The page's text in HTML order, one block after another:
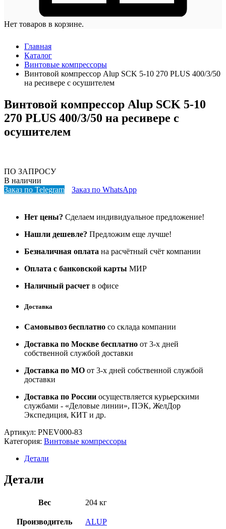
Нет товаров в корзине.
Главная
Каталог
Винтовые компрессоры
Винтовой компрессор Alup SCK 5-10 270 PLUS 400/3/50
на ресивере с осушителем
Винтовой компрессор Alup SCK 5-10
270 PLUS 400/3/50 на ресивере с
осушителем
ПО ЗАПРОСУ
В наличии
Заказ по Telegram
Заказ по WhatsApp
Нет цены? Сделаем индивидуальное предложение!
Нашли дешевле? Предложим еще лучше!
Безналичная оплата на расчётный счёт компании
Оплата с банковской карты МИР
Наличный расчет в офисе
Доставка
Самовывоз бесплатно со склада компании
Доставка по Москве бесплатно от 3-х дней
собственной службой доставки
Доставка по МО от 3-х дней собственной службой
доставки
Доставка по России осуществляется курьерскими
службами - «Деловые линии», ПЭК, ЖелДор
Экспедиция, КИТ и др.
Артикул: PNEV000-83
Категория: Винтовые компрессоры
Детали
Детали
Вес 204 кг
Производитель ALUP